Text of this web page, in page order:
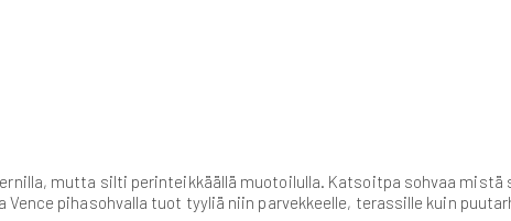
mutta silti perinteikkäällä muotoilulla. Katsoitpa sohvaa
pihasohvalla tuot tyyliä niin parvekkeelle, terassille kuin